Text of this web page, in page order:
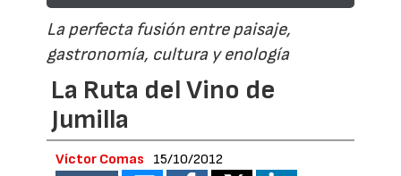
La perfecta fusión entre paisaje,
gastronomía, cultura y enología
La Ruta del Vino de
Jumilla
Víctor Comas 15/10/2012